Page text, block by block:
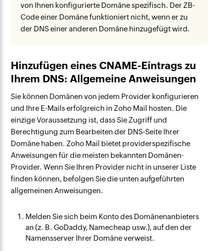
von Ihnen konfigurierte Domäne spezifisch. Der ZB-
Code einer Domäne funktioniert nicht, wenn er zu
der DNS einer anderen Domäne hinzugefügt wird.
Hinzufügen eines CNAME-Eintrags zu
Ihrem DNS: Allgemeine Anweisungen
Sie können Domänen von jedem Provider konfigurieren
und Ihre E-Mails erfolgreich in Zoho Mail hosten. Die
einzige Voraussetzung ist, dass Sie Zugriff und
Berechtigung zum Bearbeiten der DNS-Seite Ihrer
Domäne haben. Zoho Mail bietet providerspezifische
Anweisungen für die meisten bekannten Domänen-
Provider. Wenn Sie Ihren Provider nicht in unserer Liste
finden können, befolgen Sie die unten aufgeführten
allgemeinen Anweisungen.
Melden Sie sich beim Konto des Domänenanbieters
an (z. B. GoDaddy, Namecheap usw.), auf den der
Namensserver Ihrer Domäne verweist.